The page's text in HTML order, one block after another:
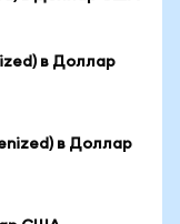
в Доллар
в Доллар